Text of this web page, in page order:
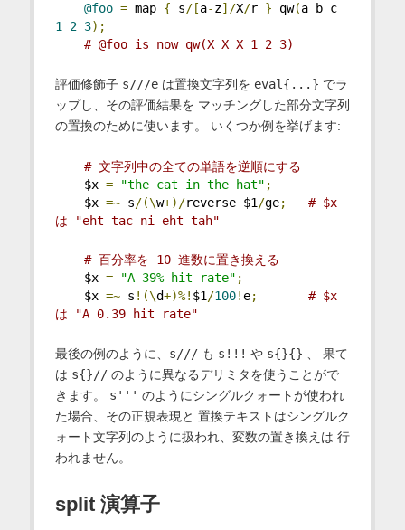
@foo = map { s/[a-z]/X/r } qw(
a b c
1 2 3);
# @foo is now qw(X X X 1 2 3)
評価修飾子 s///eは置換文字列を eval{...} でラ
ップし、その評価結果を マッチングした部分文字列
の置換のために使います。 いくつか例を挙げます:
# 文字列中の全ての単語を逆順にする
$x = "the cat in the hat" ;
$x =~ s/(\w+)/reverse $1/ge;
# $x
は "eht tac ni eht tah"
# 百分率を 10 進数に置き換える
$x = "A 39% hit rate" ;
$x =~ s !(\d+)%! $1/100! e;
# $x
は "A 0.39 hit rate"
最後の例のように、 s///も s!!! や s{}{} 、 果て
は s{}//のように異なるデリミタを使うことがで
きます。 s''' のようにシングルクォートが使われ
た場合、その正規表現と 置換テキストはシングルク
ォート文字列のように扱われ、変数の置き換えは 行
われません。
split 演算子